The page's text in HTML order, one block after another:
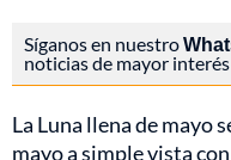
Síganos en nuestro
noticias de mayor interés
La Luna llena de mayo
mayo a simple vista